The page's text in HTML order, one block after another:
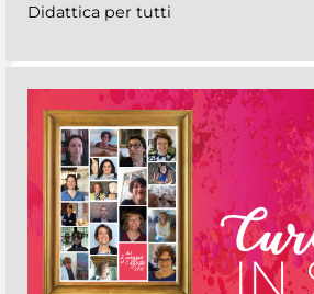
Didattica per tutti